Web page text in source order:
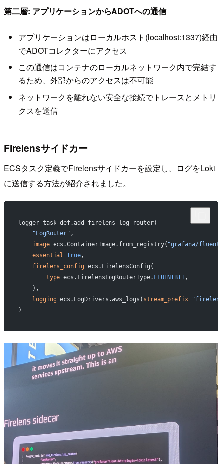
第二層: アプリケーションからADOTへの通信
アプリケーションはローカルホスト(localhost:1337)経由
でADOTコレクターにアクセス
この通信はコンテナのローカルネットワーク内で完結す
るため、外部からのアクセスは不可能
ネットワークを離れない安全な接続でトレースとメトリ
クスを送信
Firelensサイドカー
ECSタスク定義でFirelensサイドカーを設定し、ログをLoki
に送信する方法が紹介されました。
logger_task_def.add_firelens_log_router(
    "LogRouter"
,
    image
=ecs.ContainerImage.from_registry( "grafana/
    essential
=True,
    firelens_config
=ecs.FirelensConfig(
        type
=ecs.FirelensLogRouterType. FLUENTBIT,
    ),
    logging
=ecs.LogDrivers.aws_logs( stream_prefix=
)